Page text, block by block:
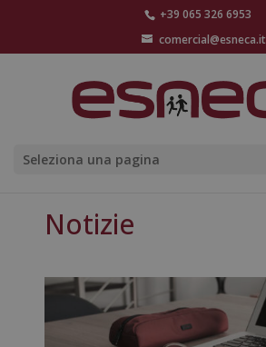
+39 065 326 6953
comercial@esneca.it
Seleziona una pagina
Notizie